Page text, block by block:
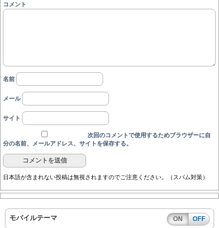
コメント
名前
メール
サイト
次回のコメントで使用するためブラウザーに自
分の名前、メールアドレス、サイトを保存する。
日本語が含まれない投稿は無視されますのでご注意ください。（スパム対策）
モバイルテーマ ON OFF